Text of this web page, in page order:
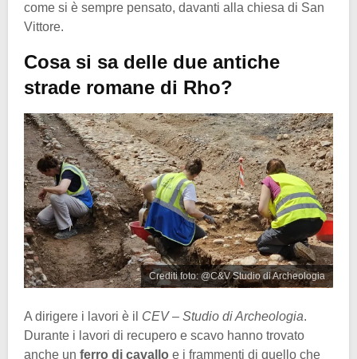
come si è sempre pensato, davanti alla chiesa di San
Vittore.
Cosa si sa delle due antiche
strade romane di Rho?
Crediti foto: @C&V Studio di Archeologia
A dirigere i lavori è il CEV – Studio di Archeologia.
Durante i lavori di recupero e scavo hanno trovato
anche un ferro di cavallo e i frammenti di quello che